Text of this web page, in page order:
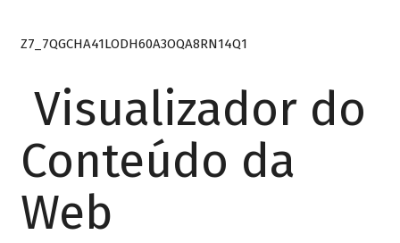
Z7_7QGCHA41LODH60A3OQA8RN14Q1
Visualizador do
Conteúdo da
Web